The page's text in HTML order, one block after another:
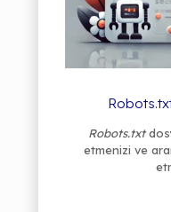
Robots.txt
etmenizi ve